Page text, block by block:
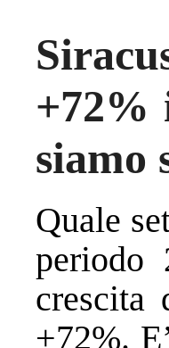
+72%
siamo
Quale
periodo
crescita
+72%.